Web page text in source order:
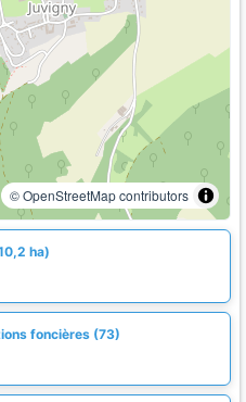
© OpenStreetMap contributors
ha)
foncières (73)